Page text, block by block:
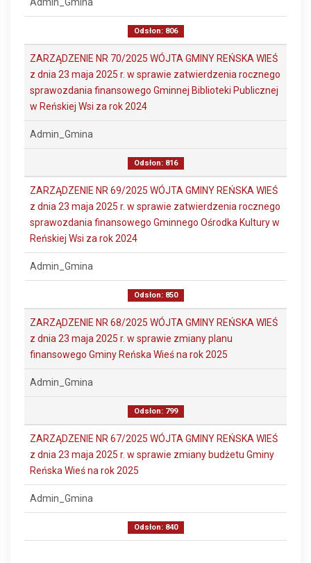
Odsłon: 806
ZARZĄDZENIE NR 70/2025 WÓJTA GMINY REŃSKA WIEŚ
z dnia 23 maja 2025 r. w sprawie zatwierdzenia rocznego
sprawozdania finansowego Gminnej Biblioteki Publicznej
w Reńskiej Wsi za rok 2024
Admin_Gmina
Odsłon: 816
ZARZĄDZENIE NR 69/2025 WÓJTA GMINY REŃSKA WIEŚ
z dnia 23 maja 2025 r. w sprawie zatwierdzenia rocznego
sprawozdania finansowego Gminnego Ośrodka Kultury w
Reńskiej Wsi za rok 2024
Admin_Gmina
Odsłon: 850
ZARZĄDZENIE NR 68/2025 WÓJTA GMINY REŃSKA WIEŚ
z dnia 23 maja 2025 r. w sprawie zmiany planu
finansowego Gminy Reńska Wieś na rok 2025
Admin_Gmina
Odsłon: 799
ZARZĄDZENIE NR 67/2025 WÓJTA GMINY REŃSKA WIEŚ
z dnia 23 maja 2025 r. w sprawie zmiany budżetu Gminy
Reńska Wieś na rok 2025
Admin_Gmina
Odsłon: 840